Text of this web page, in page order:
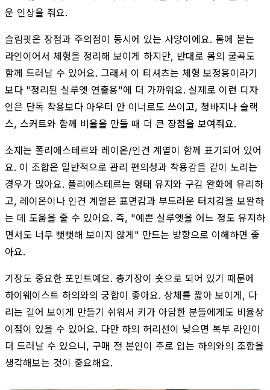
운 인상을 줘요.
슬림핏은 장점과 주의점이 동시에 있는 사양이에요. 몸에 붙는
라인이어서 체형을 정리해 보이게 하지만, 반대로 몸의 굴곡도
함께 드러날 수 있어요. 그래서 이 티셔츠는 체형 보정용이라기
보다 "정리된 실루엣 연출용"에 더 가까워요. 실제로 이런 디자
인은 단독 착용보다 아우터 안 이너로도 쓰이고, 청바지나 슬랙
스, 스커트와 함께 비율을 만들 때 더 큰 장점을 보여줘요.
소재는 폴리에스테르와 레이온/인견 계열이 함께 표기되어 있어
요. 이 조합은 일반적으로 관리 편의성과 착용감을 같이 노리는
경우가 많아요. 폴리에스테르는 형태 유지와 구김 완화에 유리하
고, 레이온이나 인견 계열은 표면감과 부드러운 터치감을 보완하
는 데 도움을 줄 수 있어요. 즉, "예쁜 실루엣을 어느 정도 유지하
면서도 너무 뻣뻣해 보이지 않게" 만드는 방향으로 이해하면 좋
아요.
기장도 중요한 포인트예요. 총기장이 숏으로 되어 있기 때문에
하이웨이스트 하의와의 궁합이 좋아요. 상체를 짧아 보이게, 다
리는 길어 보이게 만들기 쉬워서 키가 아담한 분들에게도 비율상
이점이 있을 수 있어요. 다만 하의 허리선이 낮으면 복부 라인이
더 드러날 수 있으니, 구매 전 본인이 주로 입는 하의와의 조합을
생각해보는 것이 중요해요.